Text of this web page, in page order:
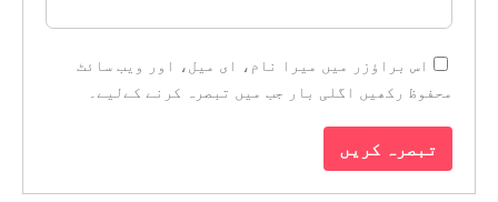
اس براؤزر میں میرا نام، ای میل، اور ویب سائٹ
محفوظ رکھیں اگلی بار جب میں تبصرہ کرنے کےلیے۔